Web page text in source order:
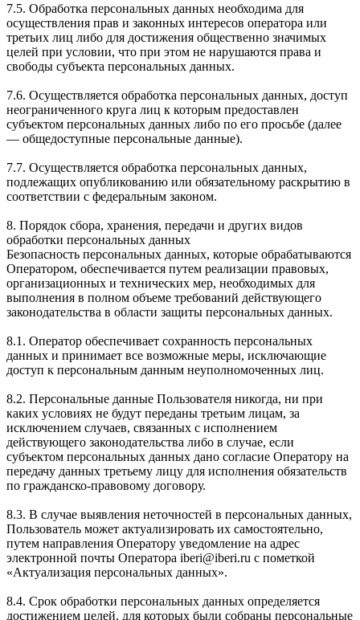
7.5. Обработка персональных данных необходима для
осуществления прав и законных интересов оператора или
третьих лиц либо для достижения общественно значимых
целей при условии, что при этом не нарушаются права и
свободы субъекта персональных данных.
7.6. Осуществляется обработка персональных данных, доступ
неограниченного круга лиц к которым предоставлен
субъектом персональных данных либо по его просьбе (далее
— общедоступные персональные данные).
7.7. Осуществляется обработка персональных данных,
подлежащих опубликованию или обязательному раскрытию в
соответствии с федеральным законом.
8. Порядок сбора, хранения, передачи и других видов
обработки персональных данных
Безопасность персональных данных, которые обрабатываются
Оператором, обеспечивается путем реализации правовых,
организационных и технических мер, необходимых для
выполнения в полном объеме требований действующего
законодательства в области защиты персональных данных.
8.1. Оператор обеспечивает сохранность персональных
данных и принимает все возможные меры, исключающие
доступ к персональным данным неуполномоченных лиц.
8.2. Персональные данные Пользователя никогда, ни при
каких условиях не будут переданы третьим лицам, за
исключением случаев, связанных с исполнением
действующего законодательства либо в случае, если
субъектом персональных данных дано согласие Оператору на
передачу данных третьему лицу для исполнения обязательств
по гражданско-правовому договору.
8.3. В случае выявления неточностей в персональных данных,
Пользователь может актуализировать их самостоятельно,
путем направления Оператору уведомление на адрес
электронной почты Оператора iberi@iberi.ru с пометкой
«Актуализация персональных данных».
8.4. Срок обработки персональных данных определяется
достижением целей, для которых были собраны персональные